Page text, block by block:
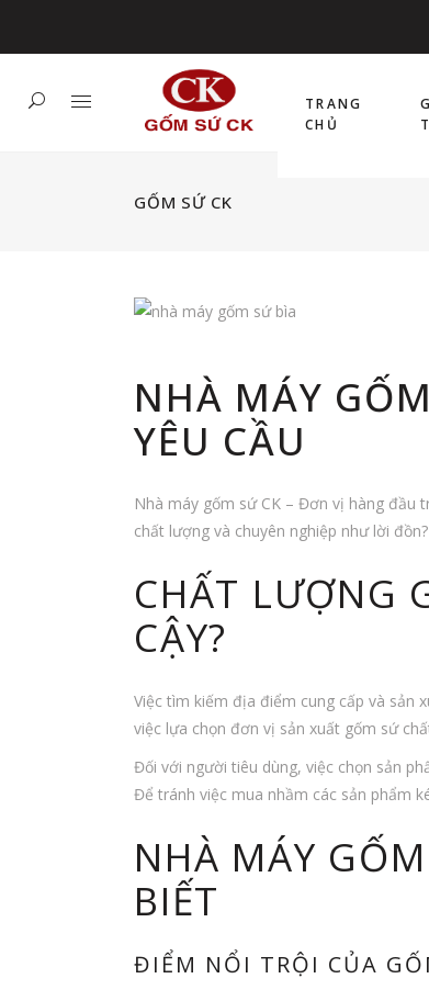
TRANG
CHỦ
GỐM SỨ CK
NHÀ MÁY
YÊU CẦU
Nhà máy gốm sứ CK – Đơn vị hàng đầu
chất lượng và chuyên nghiệp như lời
CHẤT LƯỢNG
CẬY?
Việc tìm kiếm địa điểm cung cấp và sản
việc lựa chọn đơn vị sản xuất gốm sứ
Đối với người tiêu dùng, việc chọn sản
Để tránh việc mua nhầm các sản phẩm
NHÀ MÁY
BIẾT
ĐIỂM NỔI TRỘI CỦA